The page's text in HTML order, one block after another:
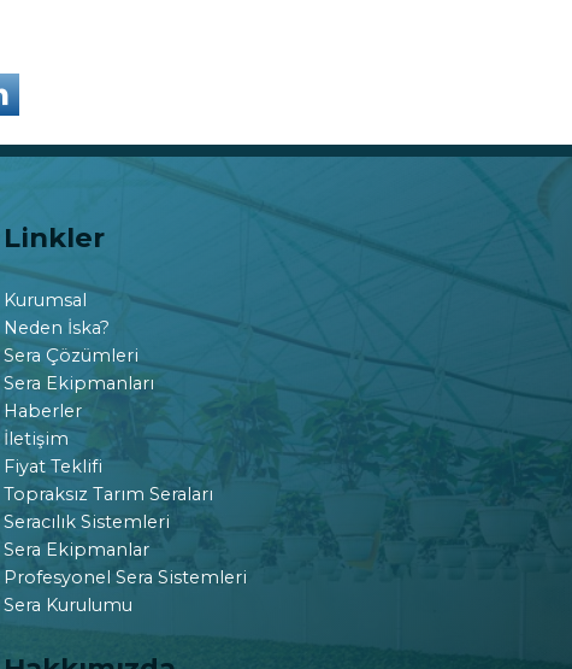
Linkler
Kurumsal
Neden İska?
Sera Çözümleri
Sera Ekipmanları
Haberler
İletişim
Fiyat Teklifi
Topraksız Tarım Seraları
Seracılık Sistemleri
Sera Ekipmanlar
Profesyonel Sera Sistemleri
Sera Kurulumu